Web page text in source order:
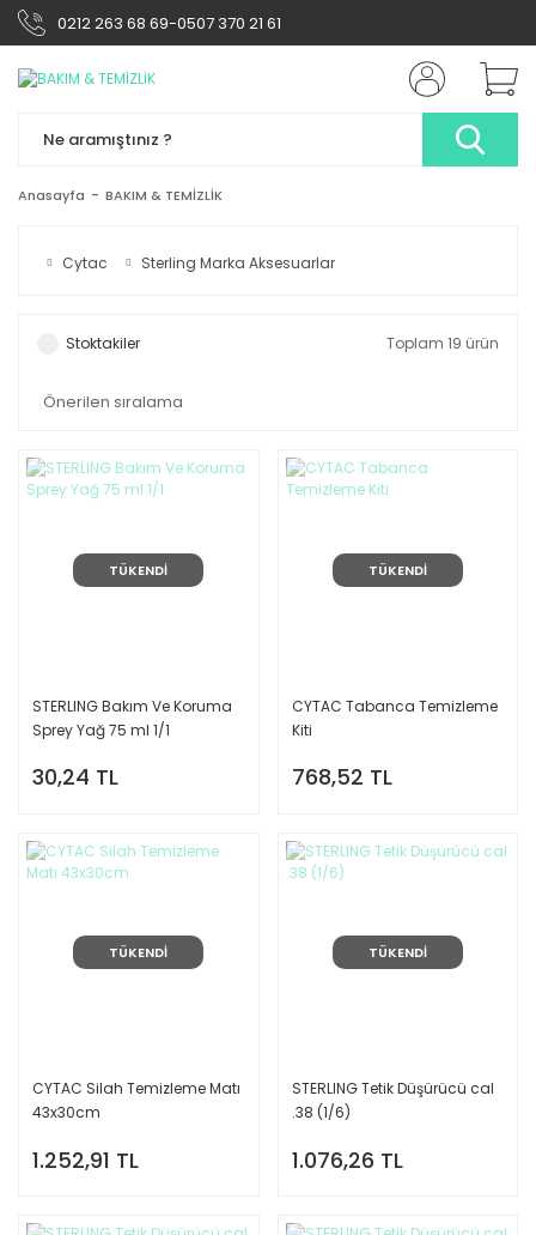
0212 263 68 69-0507 370 21 61
Anasayfa BAKIM & TEMİZLİK
Cytac Sterling Marka Aksesuarlar
Stoktakiler Toplam 19 ürün
TÜKENDİ
STERLING Bakım Ve Koruma
Sprey Yağ 75 ml 1/1
30,24 TL
TÜKENDİ
CYTAC Tabanca Temizleme
Kiti
768,52 TL
TÜKENDİ
CYTAC Silah Temizleme Matı
43x30cm
1.252,91 TL
TÜKENDİ
STERLING Tetik Düşürücü cal
.38 (1/6)
1.076,26 TL